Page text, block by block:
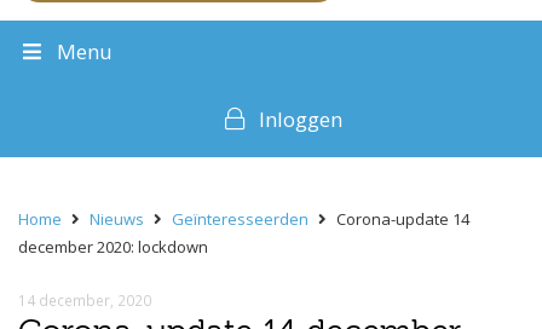
Menu
Inloggen
Home Nieuws Geïnteresseerden
Corona-update 14
december 2020: lockdown
14 december, 2020